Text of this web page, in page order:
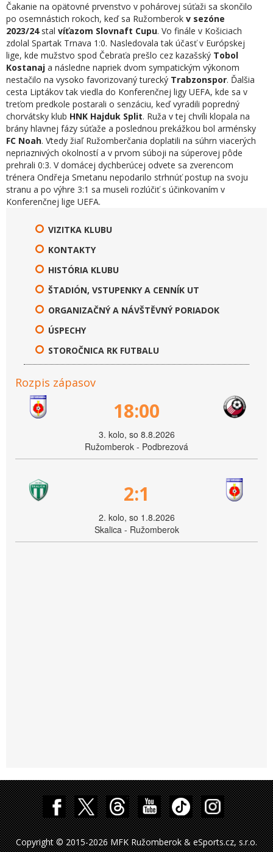
Čakanie na opätovné prvenstvo v pohárovej súťaži sa skončilo
po osemnástich rokoch, keď sa Ružomberok v sezóne
2023/24stal víťazom Slovnaft Cupu. Vo finále v Košiciach
zdolal Spartak Trnava 1:0. Nasledovala tak účasť v Európskej
lige, kde mužstvo spod Čebraťa prešlo cez kazašský Tobol
Kostanaj a následne napriek dvom sympatickým výkonom
nestačilo na vysoko favorizovaný turecký Trabzonspor. Ďalšia
cesta Liptákov tak viedla do Konferenčnej ligy UEFA, kde sa v
treťom predkole postarali o senzáciu, keď vyradili popredný
chorvátsky klub HNK Hajduk Split. Ruža v tej chvíli klopala na
brány hlavnej fázy súťaže a poslednou prekážkou bol arménsky
FC Noah. Vtedy žiaľ Ružomberčania doplatili na súhrn viacerých
nepriaznivých okolností a v prvom súboji na súperovej pôde
prehrali 0:3. V domácej dychberúcej odvete sa zverencom
trénera Ondřeja Smetanu nepodarilo strhnúť postup na svoju
stranu a po výhre 3:1 sa museli rozlúčiť s účinkovaním v
Konferenčnej lige UEFA.
VIZITKA KLUBU
KONTAKTY
HISTÓRIA KLUBU
ŠTADIÓN, VSTUPENKY A CENNÍK UT
ORGANIZAČNÝ A NÁVŠTĚVNÝ PORIADOK
ÚSPECHY
STOROČNICA RK FUTBALU
Rozpis zápasov
18:00
3. kolo, so 8.8.2026
Ružomberok - Podbrezová
2:1
2. kolo, so 1.8.2026
Skalica - Ružomberok
Copyright © 2015-2026 MFK Ružomberok & eSports.cz, s.r.o.